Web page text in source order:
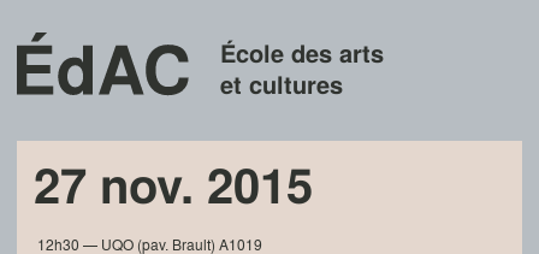
École des arts
et cultures
27 nov. 2015
12h30— UQO (pav. Brault) A1019